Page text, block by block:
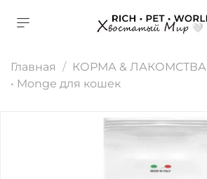
Главная КОРМА & ЛАКОМСТВА
• Monge для кошек